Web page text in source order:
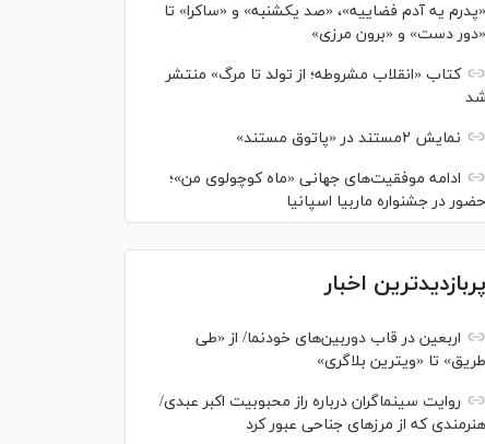
«پدرم یه آدم فضاییه»، «صد یکشنبه» و «ساکرا» تا
«دور دست» و «برون مرزی»
کتاب «انقلاب مشروطه؛ از تولد تا مرگ» منتشر
شد
نمایش ۲مستند در «پاتوق مستند»
ادامه موفقیت‌های جهانی «ماه کوچولوی من»؛
حضور در جشنواره ماربیا اسپانیا
پربازدیدترین اخبار
اربعین در قاب دوربین‌های خودنما/ از «طی
طریق» تا «ویترین بلاگری»
روایت سینماگران درباره راز محبوبیت اکبر عبدی/
هنرمندی که از مرزهای جناحی عبور کرد